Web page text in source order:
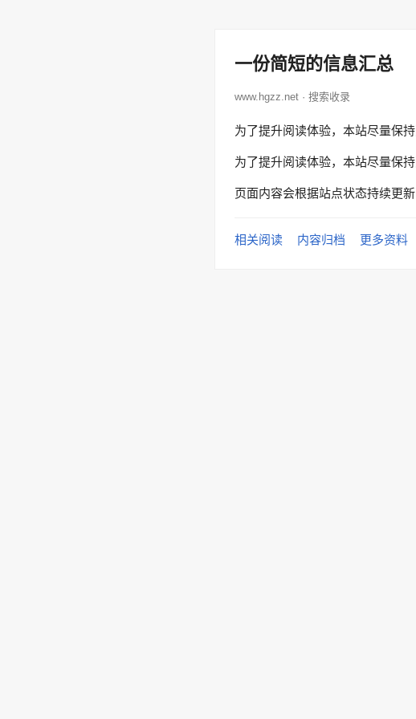
一份简短的信息汇总
www.hgzz.net · 搜索收录
为了提升阅读体验，本站尽量保
为了提升阅读体验，本站尽量保
页面内容会根据站点状态持续更
相关阅读 内容归档 更多资料